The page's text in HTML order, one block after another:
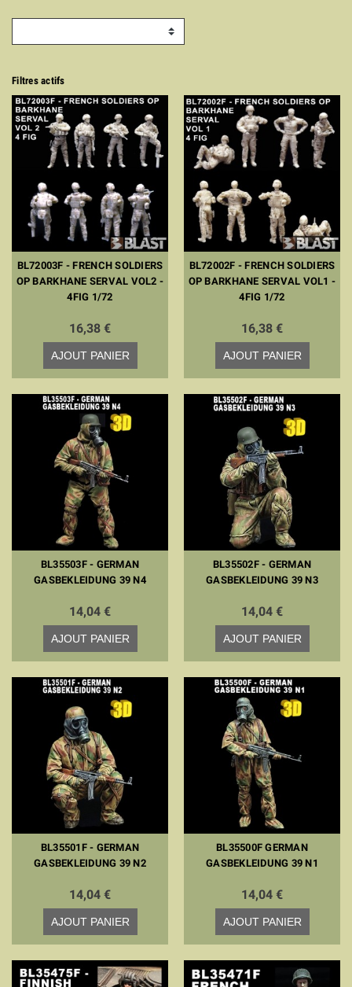
Filtres actifs
BL72003F - FRENCH SOLDIERS
OP BARKHANE SERVAL VOL2 -
4FIG 1/72
16,38 €
AJOUT PANIER
BL72002F - FRENCH SOLDIERS
OP BARKHANE SERVAL VOL1 -
4FIG 1/72
16,38 €
AJOUT PANIER
BL35503F - GERMAN
GASBEKLEIDUNG 39 N4
14,04 €
AJOUT PANIER
BL35502F - GERMAN
GASBEKLEIDUNG 39 N3
14,04 €
AJOUT PANIER
BL35501F - GERMAN
GASBEKLEIDUNG 39 N2
14,04 €
AJOUT PANIER
BL35500F GERMAN
GASBEKLEIDUNG 39 N1
14,04 €
AJOUT PANIER